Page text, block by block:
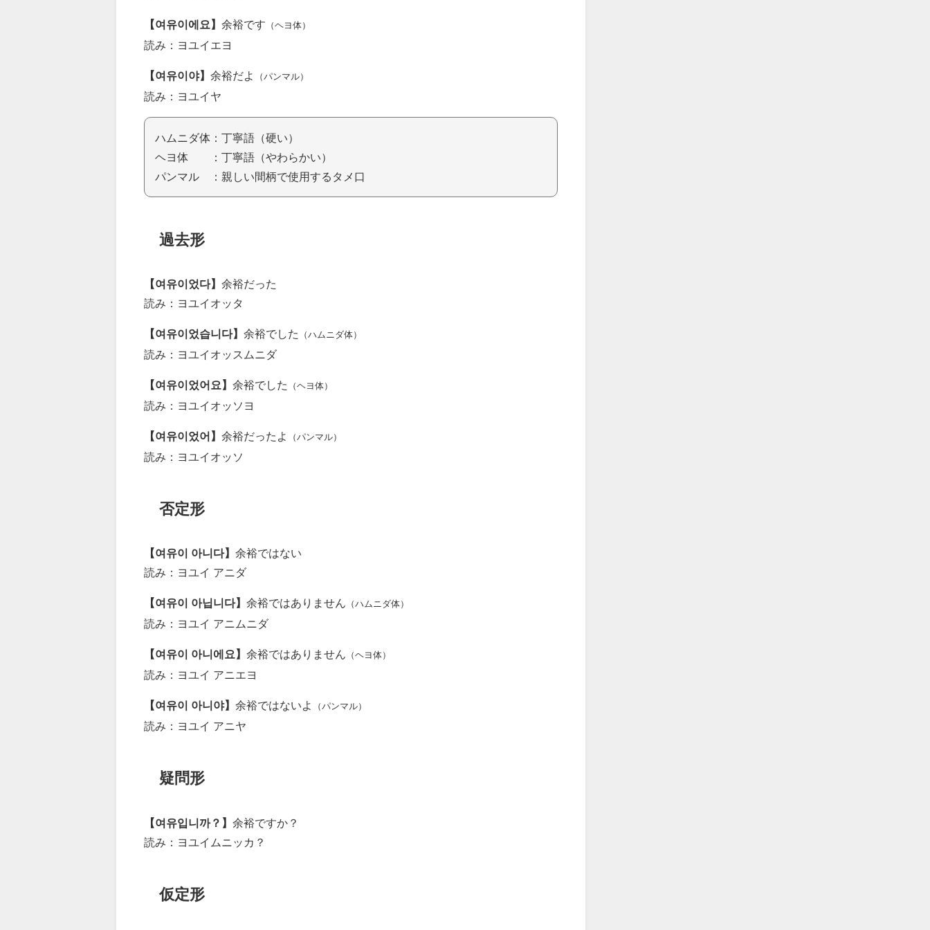
【여유이에요】 余裕です （ヘヨ体）
読み：ヨユイエヨ
【여유이야】 余裕だよ （パンマル）
読み：ヨユイヤ
ハムニダ体：丁寧語（硬い）
ヘヨ体 ：丁寧語（やわらかい）
パンマル ：親しい間柄で使用するタメ口
過去形
【여유이었다】 余裕だった
読み：ヨユイオッタ
【여유이었습니다】 余裕でした （ハムニダ体）
読み：ヨユイオッスムニダ
【여유이었어요】 余裕でした （ヘヨ体）
読み：ヨユイオッソヨ
【여유이었어】 余裕だったよ （パンマル）
読み：ヨユイオッソ
否定形
【여유이 아니다】 余裕ではない
読み：ヨユイ アニダ
【여유이 아닙니다】 余裕ではありません （ハムニダ体）
読み：ヨユイ アニムニダ
【여유이 아니에요】 余裕ではありません （ヘヨ体）
読み：ヨユイ アニエヨ
【여유이 아니야】 余裕ではないよ （パンマル）
読み：ヨユイ アニヤ
疑問形
【여유입니까？】 余裕ですか？
読み：ヨユイムニッカ？
仮定形